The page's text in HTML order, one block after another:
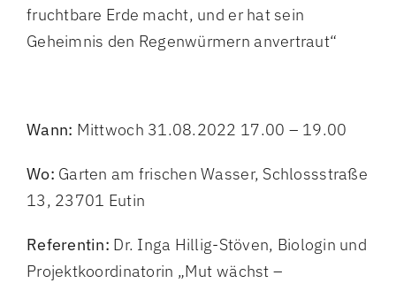
fruchtbare Erde macht, und er hat sein
Geheimnis den Regenwürmern anvertraut“
Wann: Mittwoch 31.08.2022 17.00 – 19.00
Wo: Garten am frischen Wasser, Schlossstraße
13, 23701 Eutin
Referentin: Dr. Inga Hillig-Stöven, Biologin und
Projektkoordinatorin „Mut wächst –